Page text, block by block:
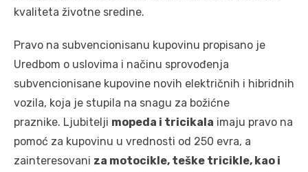
kvaliteta životne sredine.
Pravo na subvencionisanu kupovinu propisano je
Uredbom o uslovima i načinu sprovođenja
subvencionisane kupovine novih električnih i hibridnih
vozila, koja je stupila na snagu za božićne
praznike. Ljubitelji mopeda i tricikala imaju pravo na
pomoć za kupovinu u vrednosti od 250 evra, a
zainteresovani za motocikle, teške tricikle, kao i